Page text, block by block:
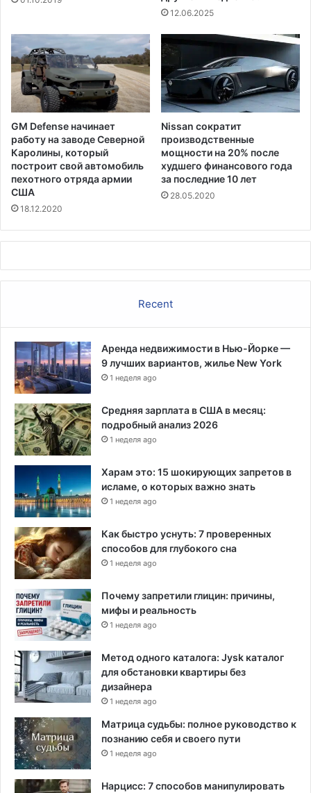
т
р
р
а
б
о
к
о
с
т
и
н
г
о
в
12.06.2025
GM Defense начинает
работу на заводе Северной
Каролины, который
построит свой автомобиль
пехотного отряда армии
США
18.12.2020
Nissan сократит
производственные
мощности на 20% после
худшего финансового года
за последние 10 лет
28.05.2020
Recent
Аренда недвижимости в Нью-Йорке —
9 лучших вариантов, жилье New York
1 неделя ago
Средняя зарплата в США в месяц:
подробный анализ 2026
1 неделя ago
Харам это: 15 шокирующих запретов в
исламе, о которых важно знать
1 неделя ago
Как быстро уснуть: 7 проверенных
способов для глубокого сна
1 неделя ago
Почему запретили глицин: причины,
мифы и реальность
1 неделя ago
Метод одного каталога: Jysk каталог
для обстановки квартиры без
дизайнера
1 неделя ago
Матрица судьбы: полное руководство к
познанию себя и своего пути
1 неделя ago
Нарцисс: 7 способов манипулировать